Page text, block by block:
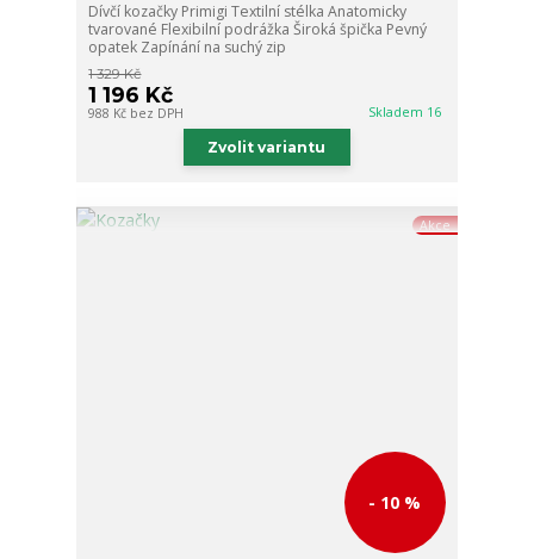
Dívčí kozačky Primigi Textilní stélka Anatomicky
tvarované Flexibilní podrážka Široká špička Pevný
opatek Zapínání na suchý zip
1 329 Kč
1 196 Kč
988 Kč bez DPH Skladem 16
Zvolit variantu
Akce
- 10 %